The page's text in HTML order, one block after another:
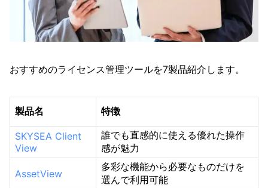
おすすめのライセンス管理ツールを7製品紹介します。
製品名 特徴
SKYSEA Client
View
誰でも直感的に使える優れた操作
感が魅力
AssetView
多彩な機能から必要なものだけを
選んで利用可能